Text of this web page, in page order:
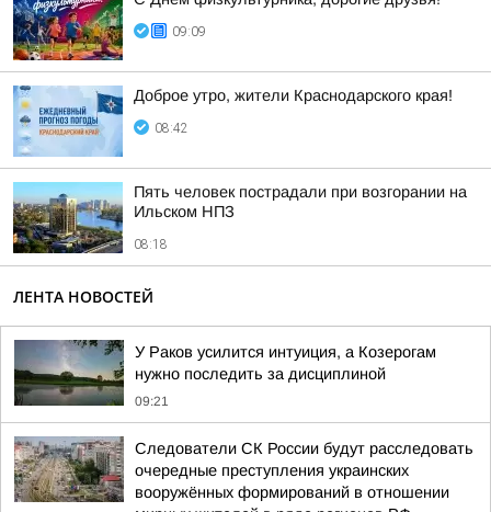
09:09
Доброе утро, жители Краснодарского края!
08:42
Пять человек пострадали при возгорании на
Ильском НПЗ
08:18
ЛЕНТА НОВОСТЕЙ
У Раков усилится интуиция, а Козерогам
нужно последить за дисциплиной
09:21
Следователи СК России будут расследовать
очередные преступления украинских
вооружённых формирований в отношении